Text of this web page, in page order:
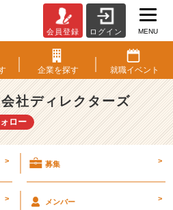
会員登録 ログイン MENU
企業を探す 就職イベント
社ディレクターズ
ロー
> 募集 >
> メンバー >